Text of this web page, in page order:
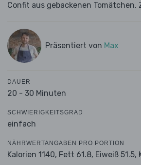
Confit aus gebackenen Tomätchen.
Präsentiert von Max
DAUER
20 - 30 Minuten
SCHWIERIGKEITSGRAD
einfach
NÄHRWERTANGABEN PRO PORTION
Kalorien 1140, Fett 61.8, Eiweiß 51.5,